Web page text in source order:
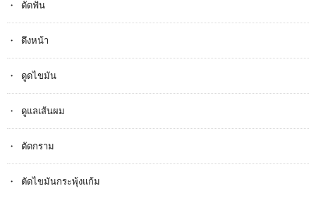
ดัดฟัน
ดึงหน้า
ดูดไขมัน
ดูแลเส้นผม
ตัดกราม
ตัดไขมันกระพุ้งแก้ม